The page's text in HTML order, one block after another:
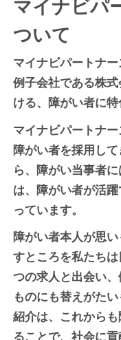
マイナビパ
ついて
マイナビパートナ
例子会社である株
ける、障がい者に特
マイナビパートナ
障がい者を採用し
ら、障がい当事者
は、障がい者が活
っています。
障がい者本人が思
すところを私たち
つの求人と出会い
ものにも替えがた
紹介は、これから
ることで、社会に貢